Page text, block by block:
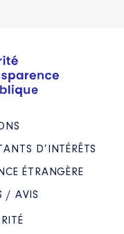
D’INTÉRÊTS
ÉTRANGÈRE
/ AVIS